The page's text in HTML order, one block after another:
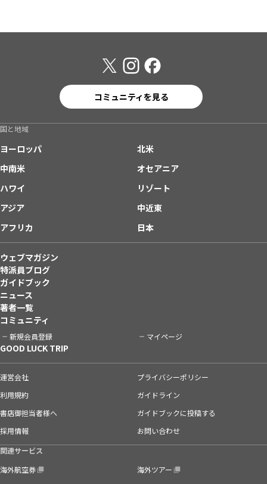
コミュニティを見る
国と地域
ヨーロッパ
北米
中南米
オセアニア
ハワイ
リゾート
アジア
中近東
アフリカ
日本
ウェブマガジン
特派員ブログ
ガイドブック
ニュース
著者一覧
コミュニティ
新規会員登録 マイページ
GOOD LUCK TRIP
運営会社
プライバシーポリシー
利用規約
ガイドライン
書店御担当者様へ
ガイドブックに投稿する
採用情報
お問い合わせ
関連サービス
海外航空券
海外ツアー